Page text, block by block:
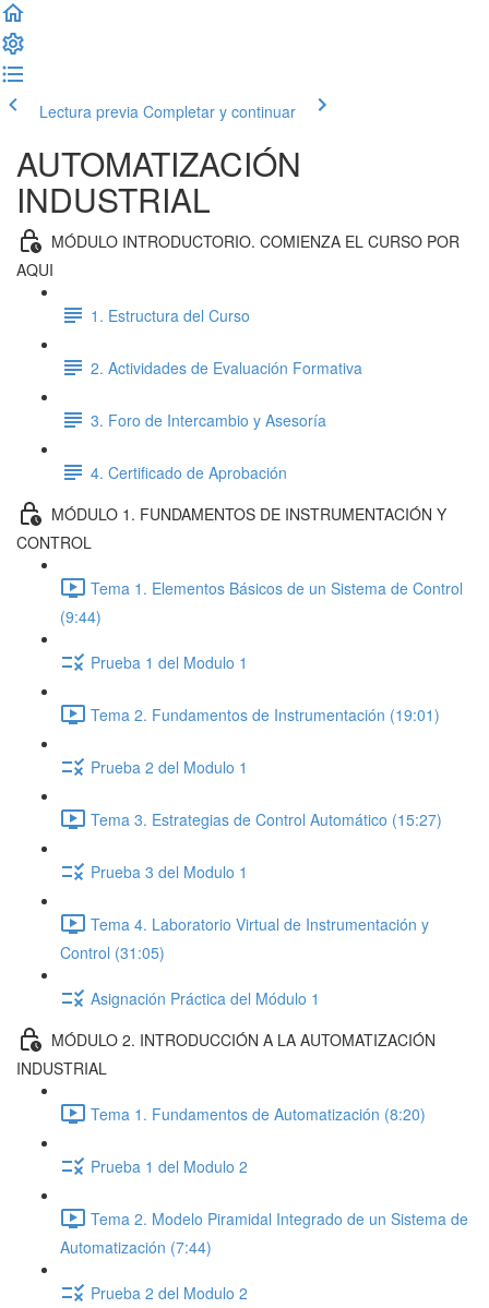
Lectura previa Completar y continuar
AUTOMATIZACIÓN
INDUSTRIAL
MÓDULO INTRODUCTORIO. COMIENZA EL CURSO POR
AQUI
1. Estructura del Curso
2. Actividades de Evaluación Formativa
3. Foro de Intercambio y Asesoría
4. Certificado de Aprobación
MÓDULO 1. FUNDAMENTOS DE INSTRUMENTACIÓN Y
CONTROL
Tema 1. Elementos Básicos de un Sistema de Control
(9:44)
Prueba 1 del Modulo 1
Tema 2. Fundamentos de Instrumentación (19:01)
Prueba 2 del Modulo 1
Tema 3. Estrategias de Control Automático (15:27)
Prueba 3 del Modulo 1
Tema 4. Laboratorio Virtual de Instrumentación y
Control (31:05)
Asignación Práctica del Módulo 1
MÓDULO 2. INTRODUCCIÓN A LA AUTOMATIZACIÓN
INDUSTRIAL
Tema 1. Fundamentos de Automatización (8:20)
Prueba 1 del Modulo 2
Tema 2. Modelo Piramidal Integrado de un Sistema de
Automatización (7:44)
Prueba 2 del Modulo 2